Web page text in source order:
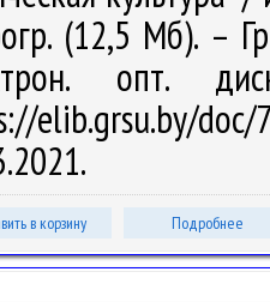
(12,5 Мб). –
опт.
elib.grsu.by/
в корзину Подробнее